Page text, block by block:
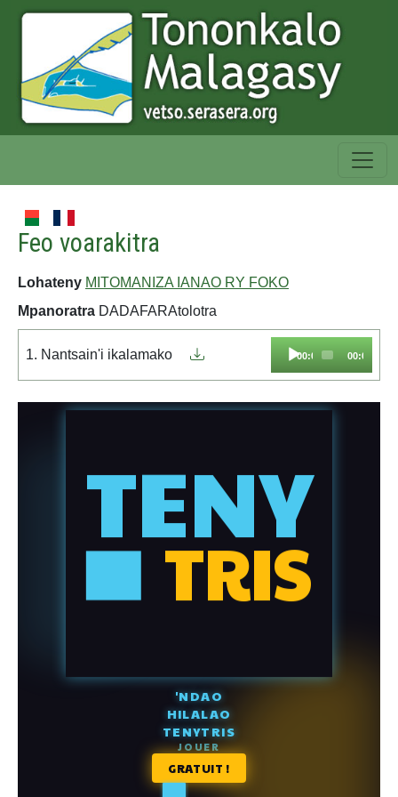
Feo voarakitra
Lohateny MITOMANIZA IANAO RY FOKO
Mpanoratra DADAFARAtolotra
1. Nantsain'i ikalamako
Audio
00:00 00:00